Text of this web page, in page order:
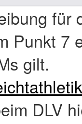
für
Punkt 7
gilt.
DLV